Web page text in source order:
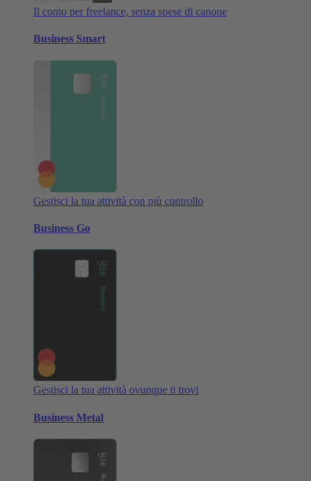
Il conto per freelance, senza spese di canone
Business Smart
Gestisci la tua attività con più controllo
Business Go
Gestisci la tua attività ovunque ti trovi
Business Metal